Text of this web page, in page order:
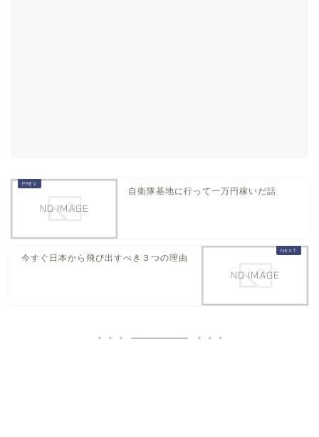
自衛隊基地に行って一万円稼いだ話
今すぐ日本から飛び出すべき３つの理由